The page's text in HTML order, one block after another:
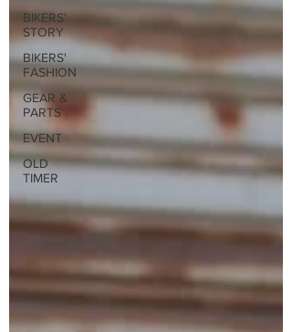
BIKERS'
STORY
BIKERS'
FASHION
GEAR &
PARTS
EVENT
OLD
TIMER